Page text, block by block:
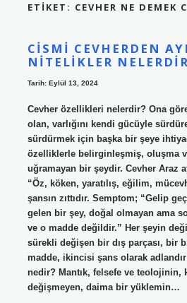
ETIKET: CEVHER NE DEMEK
CISMI CEVHERDEN
NITELIKLER NELERDIR
Tarih: Eylül 13, 2024
Cevher özellikleri nelerdir? Ona göre
olan, varlığını kendi gücüyle
sürdürmek için başka bir şeye
özelliklerle belirginleşmiş, oluşma
uğramayan bir şeydir. Cevher Araz
“Öz, köken, yaratılış, eğilim,
şansın zıttıdır. Semptom; “Gelip
gelen bir şey, doğal olmayan ama
ve o madde değildir.” Her şeyin
sürekli değişen bir dış parçası, bir
madde, ikincisi şans olarak
nedir? Mantık, felsefe ve teolojinin,
değişmeyen, daima bir yüklemin…